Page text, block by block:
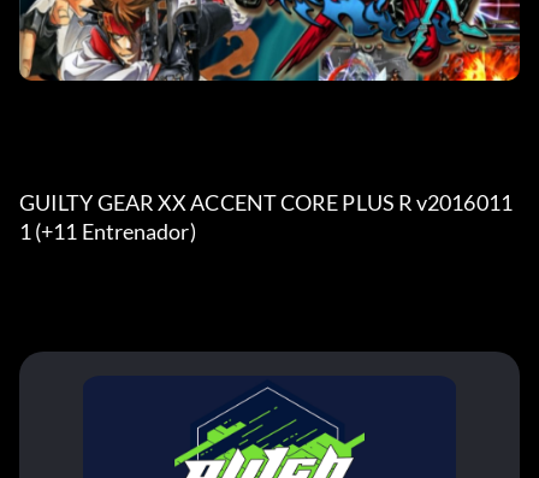
GUILTY GEAR XX ACCENT CORE PLUS R v2016011
1 (+11 Entrenador)